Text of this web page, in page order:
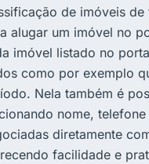
de imóveis de
alugar um imóvel no
imóvel listado no
como por exemplo
Nela também é
nome,
diretamente
facilidade e